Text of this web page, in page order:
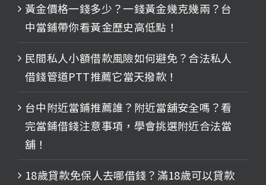
黃金價格一錢多少？一錢黃金幾克幾兩？台
中當鋪帶你看黃金歷史高低點！
民間私人小額借款風險如何避免？合法私人
借錢管道PTT推薦它當天撥款！
台中附近當鋪推薦誰？附近當舖安全嗎？看
完當鋪借錢注意事項，學會挑選附近合法當
舖！
18歲貸款免保人去哪借錢？滿18歲可以貸款